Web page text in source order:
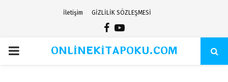
İletişim GİZLİLİK SÖZLEŞMESİ
Facebook
Youtube
PRIMARYONLİNEKİTAPOKU.COM